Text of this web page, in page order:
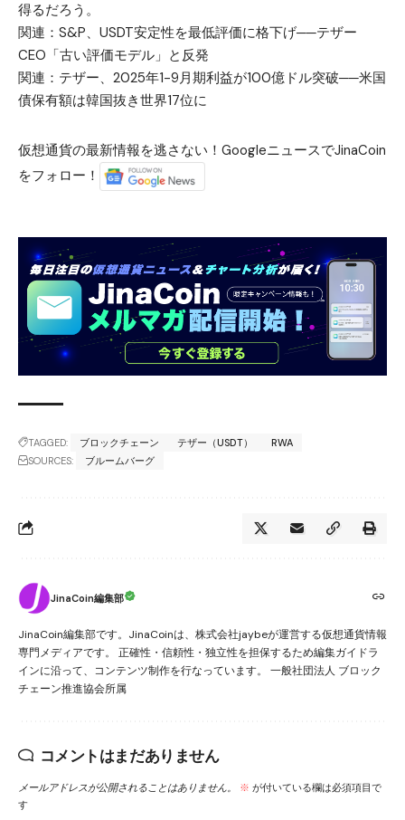
得るだろう。
関連： S&P、USDT安定性を最低評価に格下げ──テザー
CEO「古い評価モデル」と反発
関連： テザー、2025年1-9月期利益が100億ドル突破──米国
債保有額は韓国抜き世界17位に
仮想通貨の最新情報を逃さない！GoogleニュースでJinaCoin
をフォロー！
TAGGED: ブロックチェーン テザー（USDT）
RWA
SOURCES:
ブルームバーグ
JinaCoin編集部
JinaCoin編集部です。JinaCoinは、株式会社jaybeが運営する仮想通貨情報
専門メディアです。 正確性・信頼性・独立性を担保するため編集ガイドラ
インに沿って、コンテンツ制作を行なっています。 一般社団法人 ブロック
チェーン推進協会所属
コメントはまだありません
メールアドレスが公開されることはありません。 ※ が付いている欄は必須項目で
す